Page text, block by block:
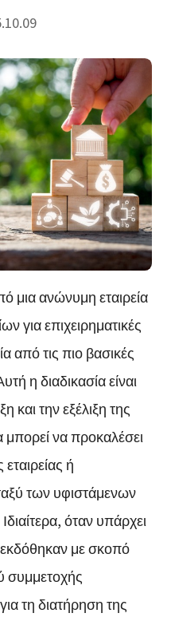
μια ανώνυμη εταιρεία
για επιχειρηματικές
από τις πιο βασικές
η διαδικασία είναι
και την εξέλιξη της
μπορεί να προκαλέσει
ή
των υφιστάμενων
όταν υπάρχει
εκδόθηκαν με σκοπό
συμμετοχής
τη διατήρηση της